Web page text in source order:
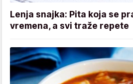
Lenja snajka: Pita koja se
vremena, a svi traže repete